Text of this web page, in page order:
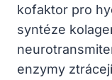
kofaktor pro
syntéze
enzymy